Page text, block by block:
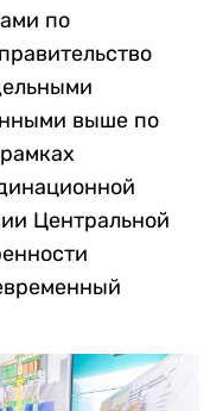
по
выше по
Центральной